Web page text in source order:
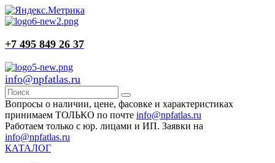
+7 495 849 26 37
info@npfatlas.ru
Вопросы о наличии, цене, фасовке и характеристиках
принимаем ТОЛЬКО по почте info@npfatlas.ru
Работаем только с юр. лицами и ИП. Заявки на
info@npfatlas.ru
КАТАЛОГ